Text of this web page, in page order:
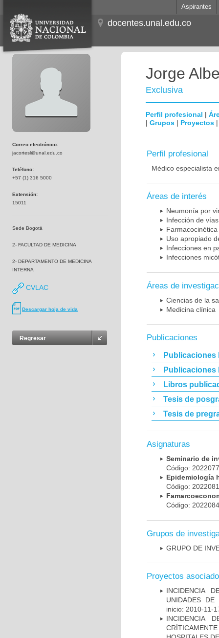
Aspirantes
docentes.unal.edu.co
Correo electrónico:
jacortesl@unal.edu.co
Teléfono:
+57 (1) 316 5000
Extensión:
15011
Sede Bogotá
2- FACULTAD DE MEDICINA
2- DEPARTAMENTO DE MEDICINA
INTERNA
CVLAC
Descargar hoja de vida
Regresar
Jorge
Exclusiva
Perfil profesional |
| Grupos | Proyectos
Perfil profesional
Médico especialista
Áreas de interés
Neumonía por
Infección de
Uso apropiado
Infecciones en
Infecciones
Áreas de
Ciencias de la
Medicina clínica
Publicaciones
Publicaciones
Publicaciones
Libros
Tesis de
Tesis de
Asignaturas
Seminario de
Código:
Epidemiología
Código:
Código:
Grupos de
GRUPO DE
Proyectos
INCIDENCIA
UNIDADES DE
inicio: 2010-11-
INCIDENCIA